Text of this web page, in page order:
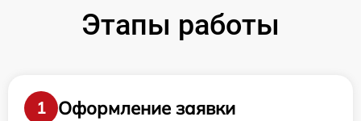
Этапы работы
1
Оформление заявки